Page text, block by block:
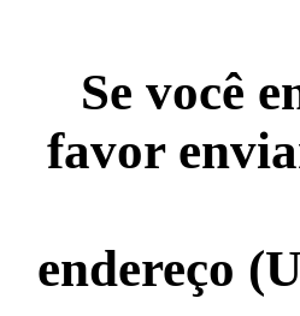
Se você
favor
endereço